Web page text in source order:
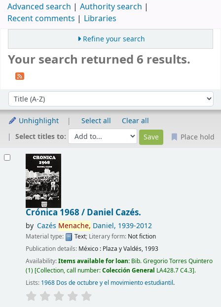
Advanced search
Authority search
Recent comments
Libraries
Refine your search
Your search returned 6 results.
Sort by:
Unhighlight Select all
Clear all
Select titles to:
Place hold
Crónica 1968 / Daniel Cazés.
by Cazés Menache, Daniel, 1939-2012
Material type: Text; Literary form: Not fiction
Publication details: México : Plaza y Valdés, 1993
Availability:Items available for loan: Bib. Gregorio Torres Quintero
(1) Collection, call number:Colección General LA428.7 C4.3 .
Lists: 1968 Dos de octubre y el movimiento estudiantil.